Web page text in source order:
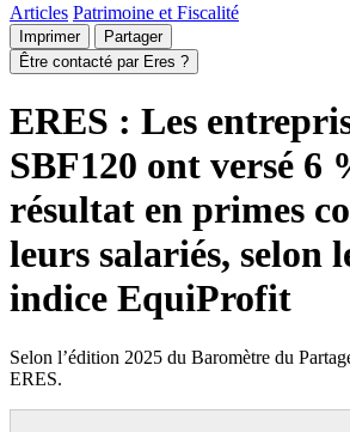
Articles Patrimoine et Fiscalité
Imprimer
Partager
Être contacté par Eres ?
ERES : Les
SBF120 ont versé 6
résultat en primes
leurs salariés, selon
indice EquiProfit
Selon l’édition 2025 du Baromètre du
ERES.